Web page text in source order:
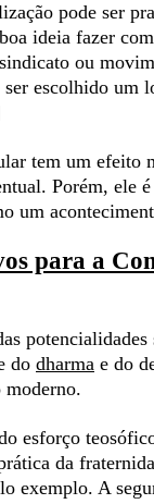
pode ser
ideia fazer
ou
escolhido um
tem um efeito
Porém, ele
um
para a
potencialidades
do dharma e do
moderno.
esforço
da
exemplo. A